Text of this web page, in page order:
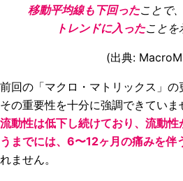
移動平均線も下回ったことで、
トレンドに入ったことを
(出典:
前回の「マクロ・マトリックス」の
その重要性を十分に強調できていま
流動性は低下し続けており、流動
うまでには、6〜12ヶ月の痛みを伴
れません。